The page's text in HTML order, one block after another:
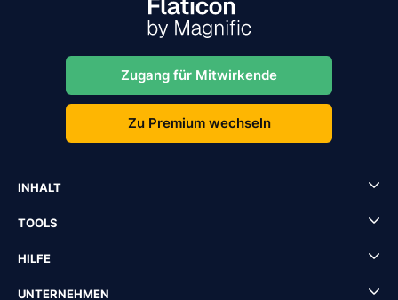
Zugang für Mitwirkende
Zu Premium wechseln
INHALT
TOOLS
HILFE
UNTERNEHMEN